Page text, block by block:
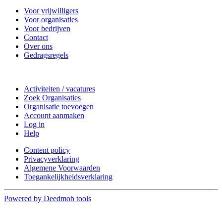
Voor vrijwilligers
Voor organisaties
Voor bedrijven
Contact
Over ons
Gedragsregels
Activiteiten / vacatures
Zoek Organisaties
Organisatie toevoegen
Account aanmaken
Log in
Help
Content policy
Privacyverklaring
Algemene Voorwaarden
Toegankelijkheidsverklaring
Powered by Deedmob tools